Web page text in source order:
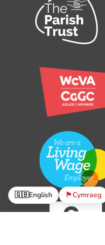
🇬🇧English 🏴󠁧󠁢󠁷󠁬󠁳󠁿Cymraeg